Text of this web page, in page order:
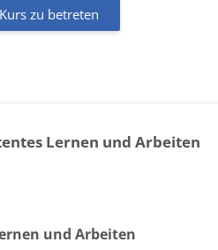
zu betreten
Lernen und Arbeiten
und Arbeiten